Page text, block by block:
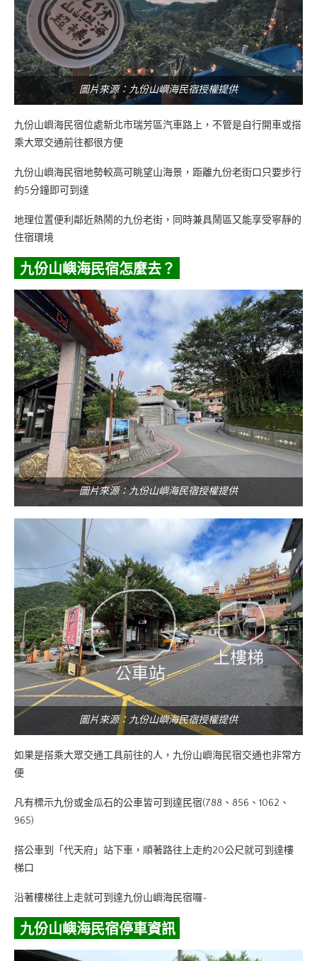
圖片來源：九份山嶼海民宿授權提供
九份山嶼海民宿位處新北市瑞芳區汽車路上，不管是自行開車或搭
乘大眾交通前往都很方便
九份山嶼海民宿地勢較高可眺望山海景，距離九份老街口只要步行
約5分鐘即可到達
地理位置便利鄰近熱鬧的九份老街，同時兼具鬧區又能享受寧靜的
住宿環境
九份山嶼海民宿怎麼去？
圖片來源：九份山嶼海民宿授權提供
圖片來源：九份山嶼海民宿授權提供
如果是搭乘大眾交通工具前往的人，九份山嶼海民宿交通也非常方
便
凡有標示九份或金瓜石的公車皆可到達民宿(788、856、1062、
965)
搭公車到「代天府」站下車，順著路往上走約20公尺就可到達樓
梯口
沿著樓梯往上走就可到達九份山嶼海民宿囉~
九份山嶼海民宿停車資訊